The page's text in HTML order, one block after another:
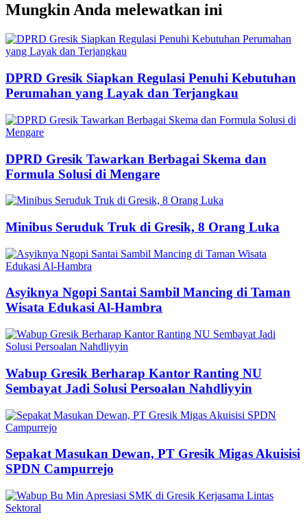
Mungkin Anda melewatkan ini
DPRD Gresik Siapkan Regulasi Penuhi Kebutuhan
Perumahan yang Layak dan Terjangkau
DPRD Gresik Tawarkan Berbagai Skema dan
Formula Solusi di Mengare
Minibus Seruduk Truk di Gresik, 8 Orang Luka
Asyiknya Ngopi Santai Sambil Mancing di Taman
Wisata Edukasi Al-Hambra
Wabup Gresik Berharap Kantor Ranting NU
Sembayat Jadi Solusi Persoalan Nahdliyyin
Sepakat Masukan Dewan, PT Gresik Migas Akuisisi
SPDN Campurrejo